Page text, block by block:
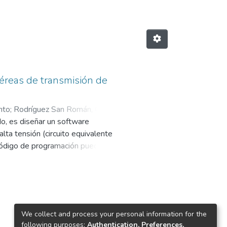
de transmisión de
; Rodríguez San Román, Carlos
es diseñar un software
tensión (circuito equivalente
de programación pueda ser
en estado estacionario tales
sobre el cual se pueden
siendo el capítulo IV, en
We collect and process your personal information for the
following purposes: Authentication, Preferences,